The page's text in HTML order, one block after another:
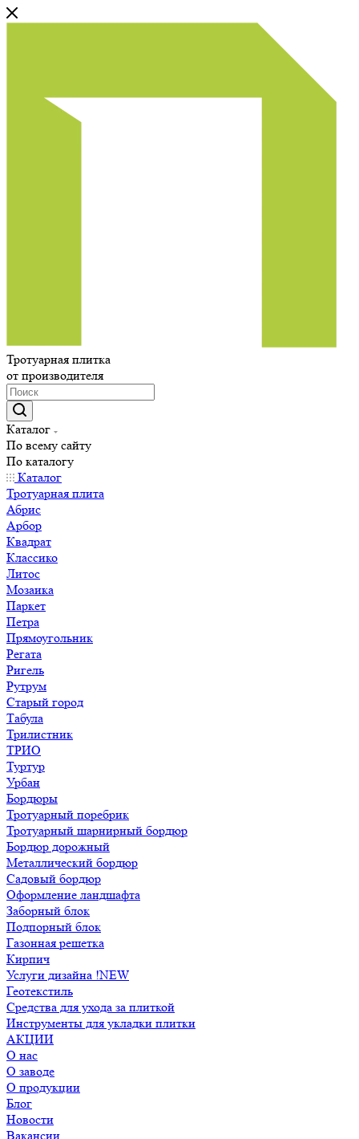
Тротуарная плитка
от производителя
Каталог
По всему сайту
По каталогу
Каталог
Тротуарная плита
Абрис
Арбор
Квадрат
Классико
Литос
Мозаика
Паркет
Петра
Прямоугольник
Регата
Ригель
Рутрум
Старый город
Табула
Трилистник
ТРИО
Туртур
Урбан
Бордюры
Тротуарный поребрик
Тротуарный шарнирный бордюр
Бордюр дорожный
Металлический бордюр
Садовый бордюр
Оформление ландшафта
Заборный блок
Подпорный блок
Газонная решетка
Кирпич
Услуги дизайна !NEW
Геотекстиль
Средства для ухода за плиткой
Инструменты для укладки плитки
АКЦИИ
О нас
О заводе
О продукции
Блог
Новости
Вакансии